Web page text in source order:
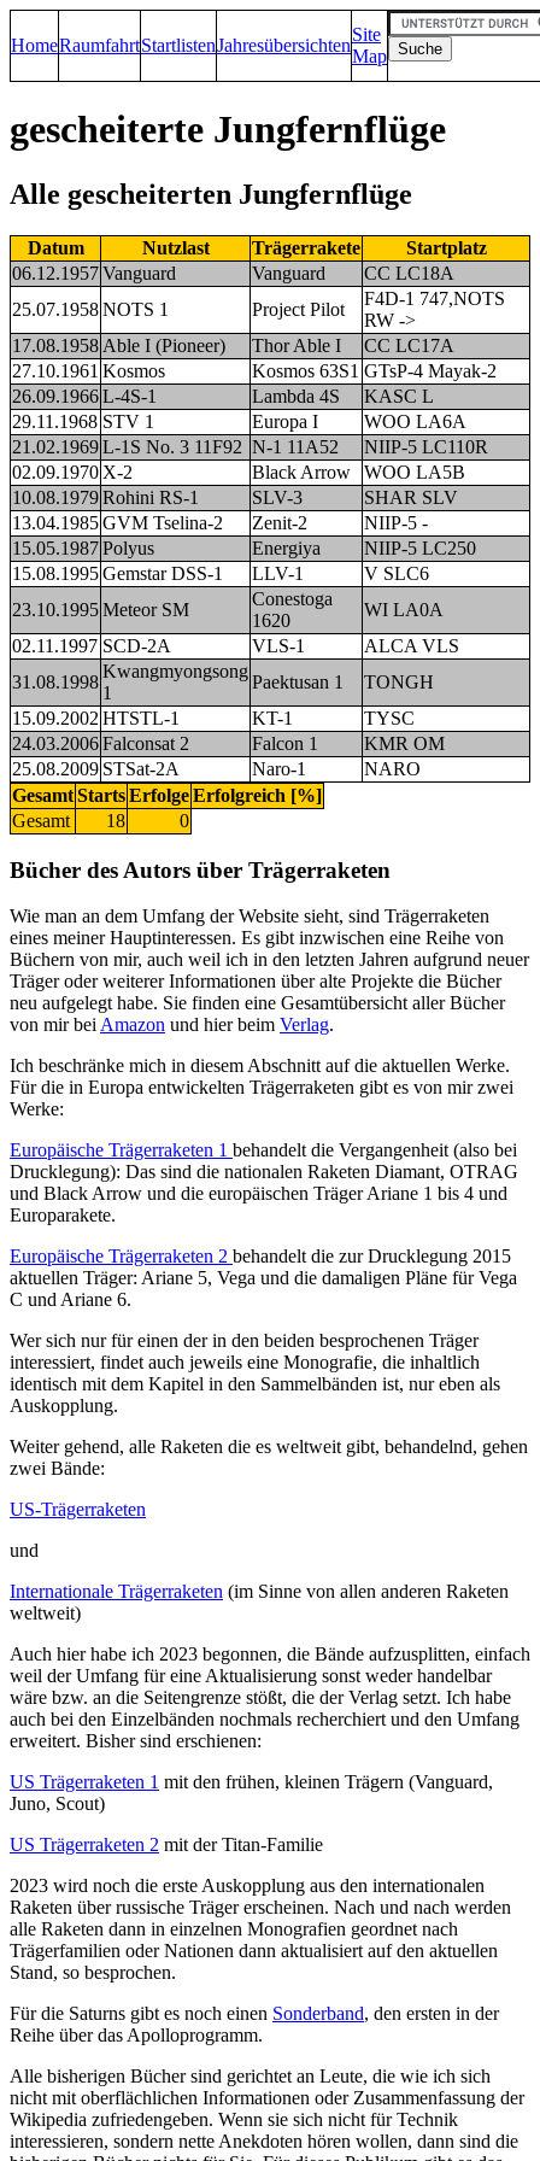
HomeRaumfahrtStartlistenJahresübersichten
Site
Map
gescheiterte Jungfernflüge
Alle gescheiterten Jungfernflüge
Datum Nutzlast Trägerrakete
Startplatz
06.12.1957Vanguard Vanguard
CC LC18A
25.07.1958NOTS 1 Project Pilot
F4D-1 747,NOTS
RW ->
17.08.1958 Able I (Pioneer) Thor Able I
CC LC17A
27.10.1961 Kosmos Kosmos 63S1 GTsP-4 Mayak-2
26.09.1966L-4S-1 Lambda 4S
KASC L
29.11.1968 STV 1 Europa I
WOO LA6A
21.02.1969L-1S No. 3 11F92 N-1 11A52
NIIP-5 LC110R
02.09.1970 X-2 Black Arrow
WOO LA5B
10.08.1979Rohini RS-1 SLV-3
SHAR SLV
13.04.1985GVM Tselina-2 Zenit-2
NIIP-5 -
15.05.1987Polyus Energiya
NIIP-5 LC250
15.08.1995Gemstar DSS-1 LLV-1
V SLC6
23.10.1995Meteor SM
Conestoga
1620
WI LA0A
02.11.1997 SCD-2A VLS-1
ALCA VLS
31.08.1998
Kwangmyongsong
1
Paektusan 1
TONGH
15.09.2002 HTSTL-1 KT-1
TYSC
24.03.2006Falconsat 2 Falcon 1
KMR OM
25.08.2009 STSat-2A Naro-1
NARO
GesamtStartsErfolgeErfolgreich [%]
Gesamt
18 0
Bücher des Autors über Trägerraketen
Wie man an dem Umfang der Website sieht, sind Trägerraketen
eines meiner Hauptinteressen. Es gibt inzwischen eine Reihe von
Büchern von mir, auch weil ich in den letzten Jahren aufgrund neuer
Träger oder weiterer Informationen über alte Projekte die Bücher
neu aufgelegt habe. Sie finden eine Gesamtübersicht aller Bücher
von mir bei Amazon und hier beim Verlag.
Ich beschränke mich in diesem Abschnitt auf die aktuellen Werke.
Für die in Europa entwickelten Trägerraketen gibt es von mir zwei
Werke:
Europäische Trägerraketen 1 behandelt die Vergangenheit (also bei
Drucklegung): Das sind die nationalen Raketen Diamant, OTRAG
und Black Arrow und die europäischen Träger Ariane 1 bis 4 und
Europarakete.
Europäische Trägerraketen 2 behandelt die zur Drucklegung 2015
aktuellen Träger: Ariane 5, Vega und die damaligen Pläne für Vega
C und Ariane 6.
Wer sich nur für einen der in den beiden besprochenen Träger
interessiert, findet auch jeweils eine Monografie, die inhaltlich
identisch mit dem Kapitel in den Sammelbänden ist, nur eben als
Auskopplung.
Weiter gehend, alle Raketen die es weltweit gibt, behandelnd, gehen
zwei Bände:
US-Trägerraketen
und
Internationale Trägerraketen (im Sinne von allen anderen Raketen
weltweit)
Auch hier habe ich 2023 begonnen, die Bände aufzusplitten, einfach
weil der Umfang für eine Aktualisierung sonst weder handelbar
wäre bzw. an die Seitengrenze stößt, die der Verlag setzt. Ich habe
auch bei den Einzelbänden nochmals recherchiert und den Umfang
erweitert. Bisher sind erschienen:
US Trägerraketen 1 mit den frühen, kleinen Trägern (Vanguard,
Juno, Scout)
US Trägerraketen 2 mit der Titan-Familie
2023 wird noch die erste Auskopplung aus den internationalen
Raketen über russische Träger erscheinen. Nach und nach werden
alle Raketen dann in einzelnen Monografien geordnet nach
Trägerfamilien oder Nationen dann aktualisiert auf den aktuellen
Stand, so besprochen.
Für die Saturns gibt es noch einen Sonderband, den ersten in der
Reihe über das Apolloprogramm.
Alle bisherigen Bücher sind gerichtet an Leute, die wie ich sich
nicht mit oberflächlichen Informationen oder Zusammenfassung der
Wikipedia zufriedengeben. Wenn sie sich nicht für Technik
interessieren, sondern nette Anekdoten hören wollen, dann sind die